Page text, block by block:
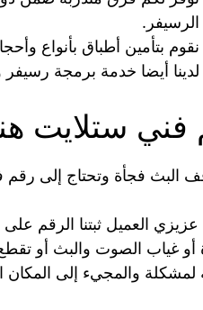
الرسيفر.
نقوم بتأمين أطباق بأنواع
لدينا أيضا خدمة برمجة رسيفر
فني ستلايت
البث فجأة وتحتاج إلى
عزيزي العميل ثبتنا
أو غياب الصوت والبث أو
لمشكلة والمجيء إلى المكان